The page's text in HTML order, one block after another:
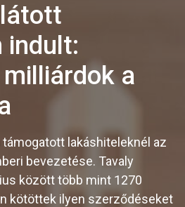
indult:
a
lakáshiteleknél az
bevezetése. Tavaly
között több mint 1270
kötöttek ilyen szerződéseket